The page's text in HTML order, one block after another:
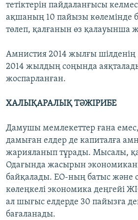
тетіктерін пайдаланғысы
ақшаның 10 пайызы көлемінде
төлеп, қалғанын өз қалауынша
Амнистия 2014 жылғы шілденің
2014 жылдың соңында
жоспарланған.
ХАЛЫҚАРАЛЫҚ ТӘЖІРИБЕ
Дамушы мемлекеттер ғана
дамыған елдер де капиталға
жарияланып тұрады. Мысалы,
Одағында жасырын
байқалады. ЕО-ның батыс және
көлеңкелі экономика деңгейі
ал шығыс елдерде 30 пайызға
бағаланады.